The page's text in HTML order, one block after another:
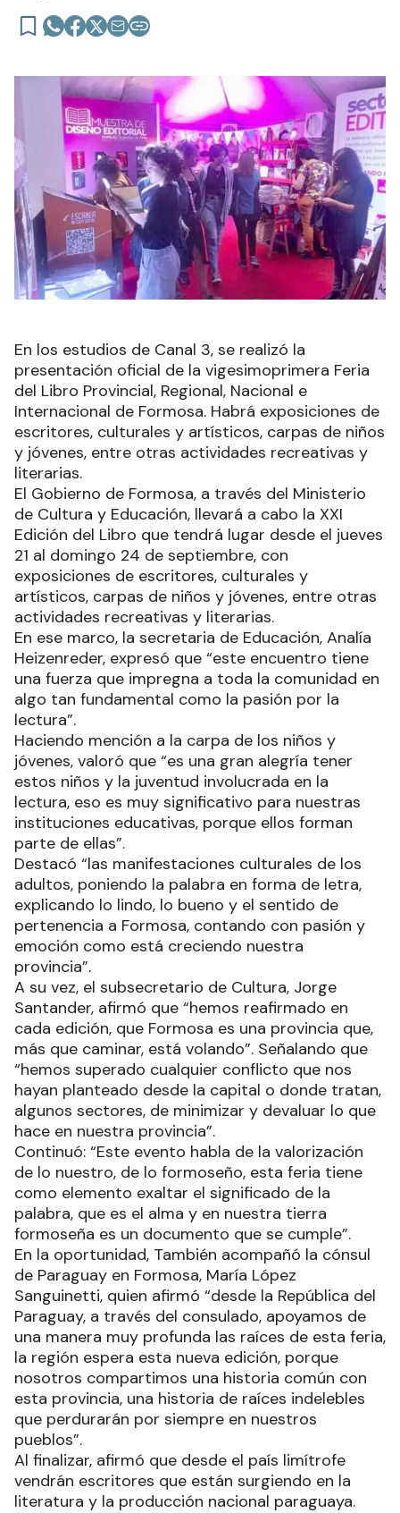
En los estudios de Canal 3, se realizó la
presentación oficial de la vigesimoprimera Feria
del Libro Provincial, Regional, Nacional e
Internacional de Formosa. Habrá exposiciones de
escritores, culturales y artísticos, carpas de niños
y jóvenes, entre otras actividades recreativas y
literarias.
El Gobierno de Formosa, a través del Ministerio
de Cultura y Educación, llevará a cabo la XXI
Edición del Libro que tendrá lugar desde el jueves
21 al domingo 24 de septiembre, con
exposiciones de escritores, culturales y
artísticos, carpas de niños y jóvenes, entre otras
actividades recreativas y literarias.
En ese marco, la secretaria de Educación, Analía
Heizenreder, expresó que “este encuentro tiene
una fuerza que impregna a toda la comunidad en
algo tan fundamental como la pasión por la
lectura”.
Haciendo mención a la carpa de los niños y
jóvenes, valoró que “es una gran alegría tener
estos niños y la juventud involucrada en la
lectura, eso es muy significativo para nuestras
instituciones educativas, porque ellos forman
parte de ellas”.
Destacó “las manifestaciones culturales de los
adultos, poniendo la palabra en forma de letra,
explicando lo lindo, lo bueno y el sentido de
pertenencia a Formosa, contando con pasión y
emoción como está creciendo nuestra
provincia”.
A su vez, el subsecretario de Cultura, Jorge
Santander, afirmó que “hemos reafirmado en
cada edición, que Formosa es una provincia que,
más que caminar, está volando”. Señalando que
“hemos superado cualquier conflicto que nos
hayan planteado desde la capital o donde tratan,
algunos sectores, de minimizar y devaluar lo que
hace en nuestra provincia”.
Continuó: “Este evento habla de la valorización
de lo nuestro, de lo formoseño, esta feria tiene
como elemento exaltar el significado de la
palabra, que es el alma y en nuestra tierra
formoseña es un documento que se cumple”.
En la oportunidad, También acompañó la cónsul
de Paraguay en Formosa, María López
Sanguinetti, quien afirmó “desde la República del
Paraguay, a través del consulado, apoyamos de
una manera muy profunda las raíces de esta feria,
la región espera esta nueva edición, porque
nosotros compartimos una historia común con
esta provincia, una historia de raíces indelebles
que perdurarán por siempre en nuestros
pueblos”.
Al finalizar, afirmó que desde el país limítrofe
vendrán escritores que están surgiendo en la
literatura y la producción nacional paraguaya.